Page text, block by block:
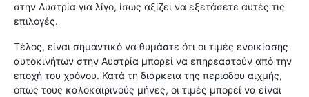
στην Αυστρία για λίγο, ίσως αξίζει να εξετάσετε αυτές τις
επιλογές.
Τέλος, είναι σημαντικό να θυμάστε ότι οι τιμές ενοικίασης
αυτοκινήτων στην Αυστρία μπορεί να επηρεαστούν από την
εποχή του χρόνου. Κατά τη διάρκεια της περιόδου αιχμής,
όπως τους καλοκαιρινούς μήνες, οι τιμές μπορεί να είναι